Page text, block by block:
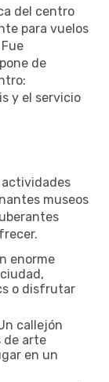
del centro
para vuelos
de
y el servicio
actividades
museos
enorme
o disfrutar
callejón
de arte
en un